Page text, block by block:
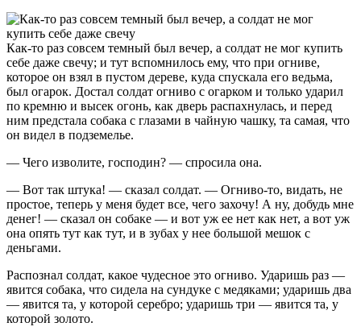
Как-то раз совсем темный был вечер, а солдат не мог купить
себе даже свечу; и тут вспомнилось ему, что при огниве,
которое он взял в пустом дереве, куда спускала его ведьма,
был огарок. Достал солдат огниво с огарком и только ударил
по кремню и высек огонь, как дверь распахнулась, и перед
ним предстала собака с глазами в чайную чашку, та самая, что
он видел в подземелье.
— Чего изволите, господин? — спросила она.
— Вот так штука! — сказал солдат. — Огниво-то, видать, не
простое, теперь у меня будет все, чего захочу! А ну, добудь мне
денег! — сказал он собаке — и вот уж ее нет как нет, а вот уж
она опять тут как тут, и в зубах у нее большой мешок с
деньгами.
Распознал солдат, какое чудесное это огниво. Ударишь раз —
явится собака, что сидела на сундуке с медяками; ударишь два
— явится та, у которой серебро; ударишь три — явится та, у
которой золото.